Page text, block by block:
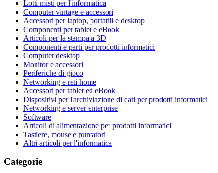
Lotti misti per l'informatica
Computer vintage e accessori
Accessori per laptop, portatili e desktop
Componenti per tablet e eBook
Articoli per la stampa a 3D
Componenti e parti per prodotti informatici
Computer desktop
Monitor e accessori
Periferiche di gioco
Networking e reti home
Accessori per tablet ed eBook
Dispositivi per l'archiviazione di dati per prodotti informatici
Networking e server enterprise
Software
Articoli di alimentazione per prodotti informatici
Tastiere, mouse e puntatori
Altri articoli per l'informatica
Categorie